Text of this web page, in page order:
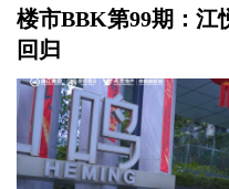
楼市BBK第99期：江
回归